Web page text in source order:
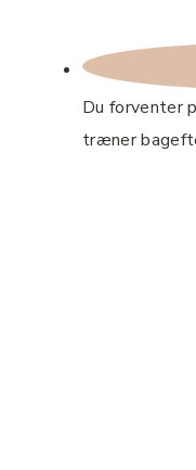
Du forventer
træner